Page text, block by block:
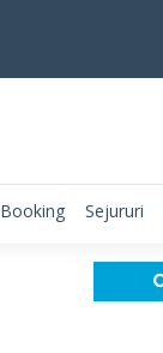
Sejururi